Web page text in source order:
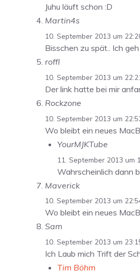
Juhu läuft schon :D
Martin4s
10. September 2013 um
Bisschen zu spät.. Ich
roffl
10. September 2013 um
Der link hatte bei mir
Rockzone
10. September 2013 um
Wo bleibt ein neues
YourMJKTube
11. September 2013 um
Wahrscheinlich dann
Maverick
10. September 2013 um
Wo bleibt ein neues
Sam
10. September 2013 um
Ich Laub mich Trift der
Tim Böhm